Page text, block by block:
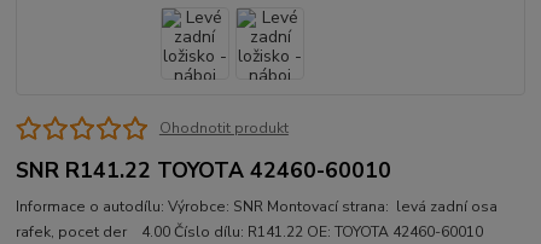
Ohodnotit produkt
SNR R141.22 TOYOTA 42460-60010
Informace o autodílu: Výrobce: SNR Montovací strana: levá zadní osa
rafek, pocet der 4.00 Číslo dílu: R141.22 OE: TOYOTA 42460-60010